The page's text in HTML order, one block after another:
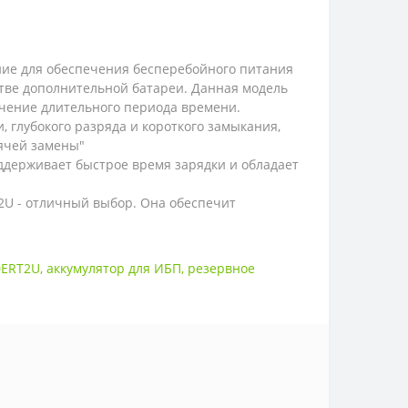
для обеспечения бесперебойного питания
дополнительной батареи. Данная модель
длительного периода времени.
разряда и короткого замыкания,
замены"
быстрое время зарядки и обладает
- отличный выбор. Она обеспечит
, аккумулятор для ИБП, резервное